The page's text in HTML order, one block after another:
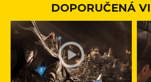
DOPORUČENÁ